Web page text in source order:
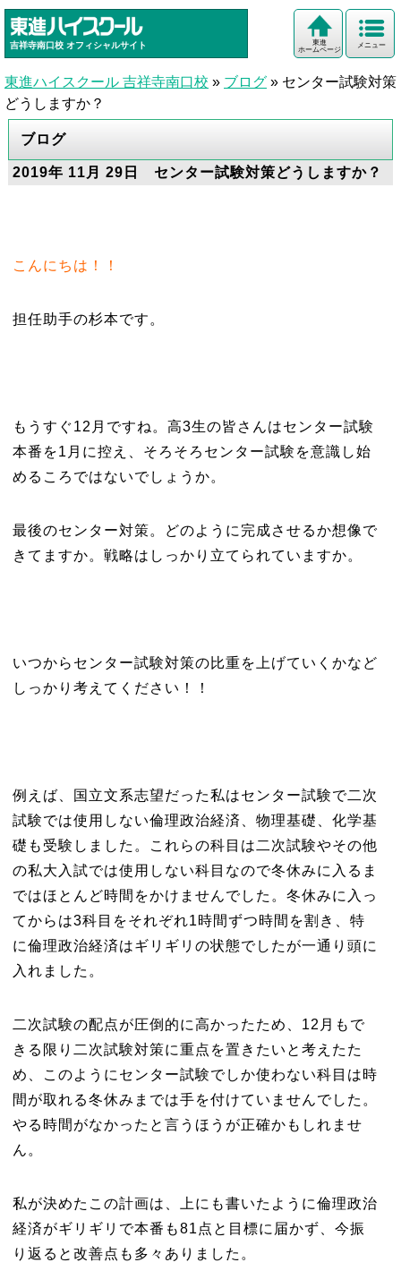
吉祥寺南口校 オフィシャルサイト メニュー
東進
ホームページ
東進ハイスクール 吉祥寺南口校 » ブログ » センター試験対策
どうしますか？
ブログ
2019年 11月 29日 センター試験対策どうしますか？
こんにちは！！
担任助手の杉本です。
もうすぐ12月ですね。高3生の皆さんはセンター試験
本番を1月に控え、そろそろセンター試験を意識し始
めるころではないでしょうか。
最後のセンター対策。どのように完成させるか想像で
きてますか。戦略はしっかり立てられていますか。
いつからセンター試験対策の比重を上げていくかなど
しっかり考えてください！！
例えば、国立文系志望だった私はセンター試験で二次
試験では使用しない倫理政治経済、物理基礎、化学基
礎も受験しました。これらの科目は二次試験やその他
の私大入試では使用しない科目なので冬休みに入るま
ではほとんど時間をかけませんでした。冬休みに入っ
てからは3科目をそれぞれ1時間ずつ時間を割き、特
に倫理政治経済はギリギリの状態でしたが一通り頭に
入れました。
二次試験の配点が圧倒的に高かったため、12月もで
きる限り二次試験対策に重点を置きたいと考えたた
め、このようにセンター試験でしか使わない科目は時
間が取れる冬休みまでは手を付けていませんでした。
やる時間がなかったと言うほうが正確かもしれませ
ん。
私が決めたこの計画は、上にも書いたように倫理政治
経済がギリギリで本番も81点と目標に届かず、今振
り返ると改善点も多々ありました。